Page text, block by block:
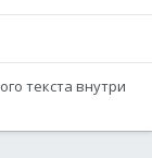
текста внутри